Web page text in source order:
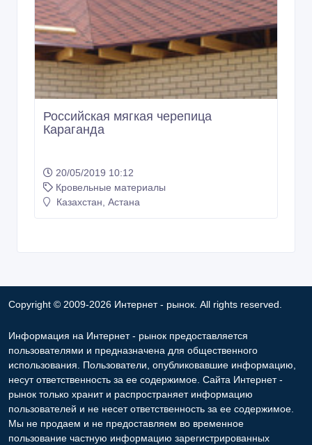
Российская мягкая черепица
Караганда
20/05/2019 10:12
Кровельные материалы
Казахстан, Астана
Copyright © 2009-2026 Интернет - рынок. All rights reserved.
Информация на Интернет - рынок предоставляется
пользователями и предназначена для общественного
использования. Пользователи, опубликовавшие информацию,
несут ответственность за ее содержимое. Сайта Интернет -
рынок только хранит и распространяет информацию
пользователей и не несет ответственность за ее содержимое.
Мы не продаем и не предоставляем во временное
пользование частную информацию зарегистрированных